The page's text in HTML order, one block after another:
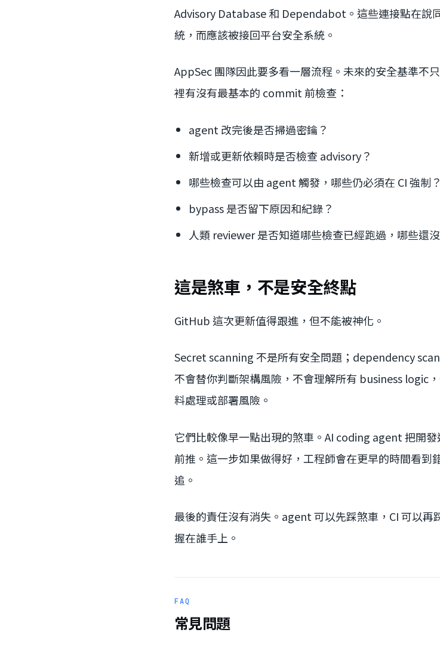
Advisory Database 和 Dependabot。這些連接點在說
統，而應該被接回平台安全系統。
AppSec 團隊因此要多看一層流程。未來的安全基準不
裡有沒有最基本的 commit 前檢查：
agent 改完後是否掃過密鑰？
新增或更新依賴時是否檢查 advisory？
哪些檢查可以由 agent 觸發，哪些仍必須在 CI 強制？
bypass 是否留下原因和紀錄？
人類 reviewer 是否知道哪些檢查已經跑過，哪些還
這是煞車，不是安全終點
GitHub 這次更新值得跟進，但不能被神化。
Secret scanning 不是所有安全問題；dependency
不會替你判斷架構風險，不會理解所有 business logic
料處理或部署風險。
它們比較像早一點出現的煞車。AI coding agent 把開
前推。這一步如果做得好，工程師會在更早的時間看到
追。
最後的責任沒有消失。agent 可以先踩煞車，CI 可以
握在誰手上。
FAQ
常見問題